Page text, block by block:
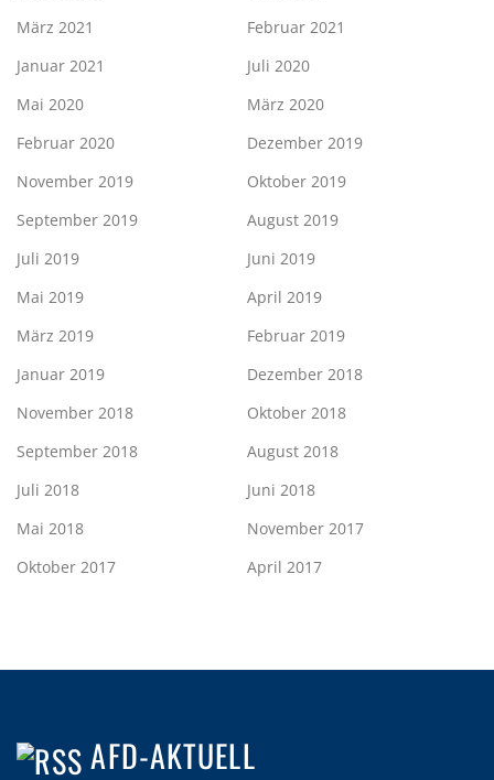
März 2021
Februar 2021
Januar 2021
Juli 2020
Mai 2020
März 2020
Februar 2020
Dezember 2019
November 2019
Oktober 2019
September 2019
August 2019
Juli 2019
Juni 2019
Mai 2019
April 2019
März 2019
Februar 2019
Januar 2019
Dezember 2018
November 2018
Oktober 2018
September 2018
August 2018
Juli 2018
Juni 2018
Mai 2018
November 2017
Oktober 2017
April 2017
AFD-AKTUELL